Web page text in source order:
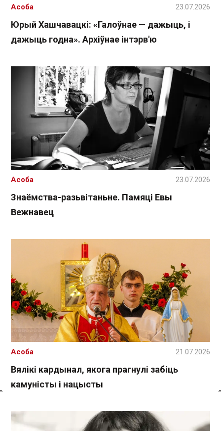
Юрый Хашчавацкі: «Галоўнае — дажыць, і
дажыць годна». Архіўнае інтэрв'ю
Асоба 23.07.2026
Знаёмства-разьвітаньне. Памяці Евы
Вежнавец
Асоба 23.07.2026
Вялікі кардынал, якога прагнулі забіць
камуністы і нацысты
Асоба 21.07.2026